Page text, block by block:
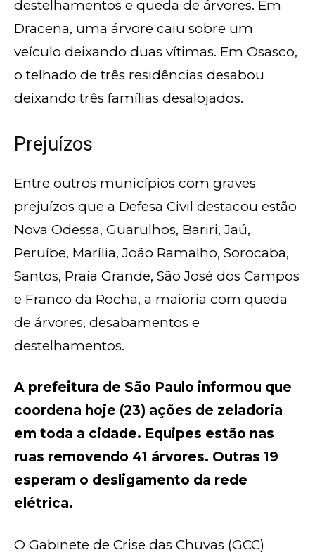
destelhamentos e queda de árvores. Em
Dracena, uma árvore caiu sobre um
veículo deixando duas vítimas. Em Osasco,
o telhado de três residências desabou
deixando três famílias desalojados.
Prejuízos
Entre outros municípios com graves
prejuízos que a Defesa Civil destacou estão
Nova Odessa, Guarulhos, Bariri, Jaú,
Peruíbe, Marília, João Ramalho, Sorocaba,
Santos, Praia Grande, São José dos Campos
e Franco da Rocha, a maioria com queda
de árvores, desabamentos e
destelhamentos.
A prefeitura de São Paulo informou que
coordena hoje (23) ações de zeladoria
em toda a cidade. Equipes estão nas
ruas removendo 41 árvores. Outras 19
esperam o desligamento da rede
elétrica.
O Gabinete de Crise das Chuvas (GCC)